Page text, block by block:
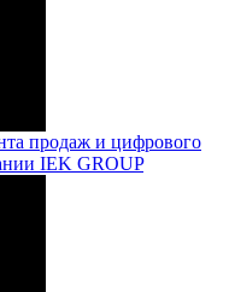
продаж и цифрового
IEK GROUP